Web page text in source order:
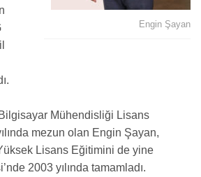
Engin Şayan
Mühendisliği Lisans
mezun olan Engin Şayan,
Lisans Eğitimini de yine
2003 yılında tamamladı.